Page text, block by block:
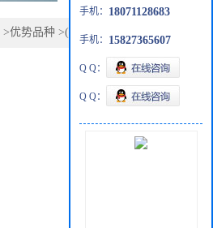
>优势品种 >(R)-(+)-β-香茅醇
手机： 18071128683
手机： 15827365607
Q Q：
Q Q：